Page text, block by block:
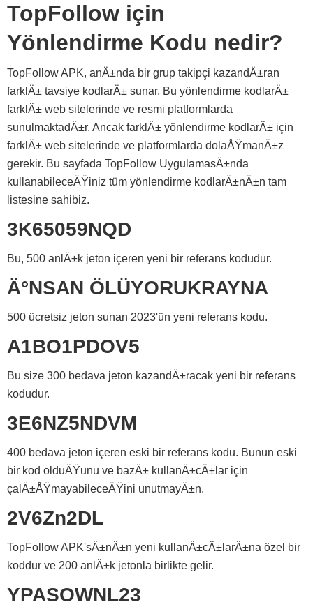
TopFollow için
Yönlendirme Kodu nedir?
TopFollow APK, anÄ±nda bir grup takipçi kazandÄ±ran
farklÄ± tavsiye kodlarÄ± sunar. Bu yönlendirme kodlarÄ±
farklÄ± web sitelerinde ve resmi platformlarda
sunulmaktadÄ±r. Ancak farklÄ± yönlendirme kodlarÄ± için
farklÄ± web sitelerinde ve platformlarda dolaÅŸmanÄ±z
gerekir. Bu sayfada TopFollow UygulamasÄ±nda
kullanabileceÄŸiniz tüm yönlendirme kodlarÄ±nÄ±n tam
listesine sahibiz.
3K65059NQD
Bu, 500 anlÄ±k jeton içeren yeni bir referans kodudur.
Ä°NSAN ÖLÜYORUKRAYNA
500 ücretsiz jeton sunan 2023'ün yeni referans kodu.
A1BO1PDOV5
Bu size 300 bedava jeton kazandÄ±racak yeni bir referans
kodudur.
3E6NZ5NDVM
400 bedava jeton içeren eski bir referans kodu. Bunun eski
bir kod olduÄŸunu ve bazÄ± kullanÄ±cÄ±lar için
çalÄ±ÅŸmayabileceÄŸini unutmayÄ±n.
2V6Zn2DL
TopFollow APK'sÄ±nÄ±n yeni kullanÄ±cÄ±larÄ±na özel bir
koddur ve 200 anlÄ±k jetonla birlikte gelir.
YPASOWNL23